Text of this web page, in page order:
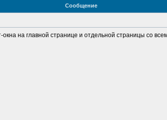
Сообщение
на главной странице и отдельной страницы со